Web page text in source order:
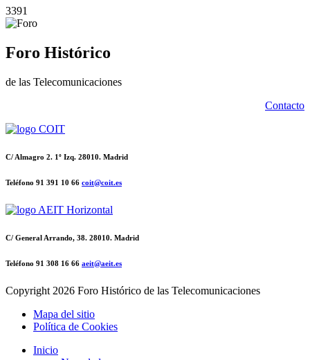
3391
Foro Histórico
de las Telecomunicaciones
Contacto
C/ Almagro 2. 1º Izq. 28010. Madrid
Teléfono 91 391 10 66 coit@coit.es
C/ General Arrando, 38. 28010. Madrid
Teléfono 91 308 16 66 aeit@aeit.es
Copyright 2026 Foro Histórico de las Telecomunicaciones
Mapa del sitio
Política de Cookies
Inicio